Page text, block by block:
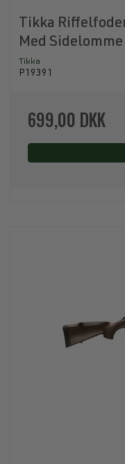
Tikka
Med Sidelomme
Tikka
P19391
699,00 DKK